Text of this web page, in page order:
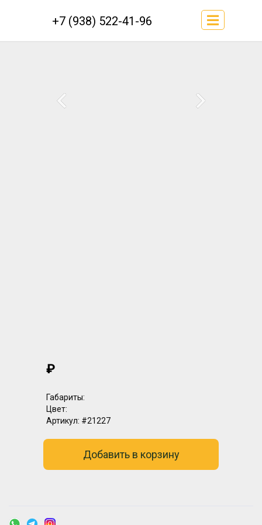
+7 (938) 522-41-96
₽
Габариты:
Цвет:
Артикул: #21227
Добавить в корзину